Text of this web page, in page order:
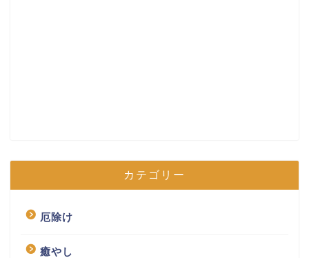
カテゴリー
厄除け
癒やし